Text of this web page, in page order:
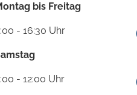
bis Freitag
- 16:30 Uhr
- 12:00 Uhr